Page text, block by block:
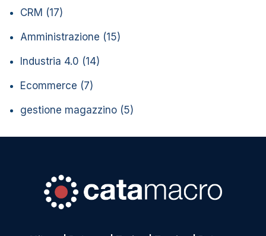
CRM (17)
Amministrazione (15)
Industria 4.0 (14)
Ecommerce (7)
gestione magazzino (5)